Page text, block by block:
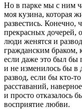
Но в парке мы с ним
моя кузина, которая
развестись. Конечно,
прекрасных дочерей,
люди женятся и
гражданским браком,
если даже это был бы
и не изменилось бы в
развод, если бы кто-
расставаний,
и просто отказалось
восприятие любви.